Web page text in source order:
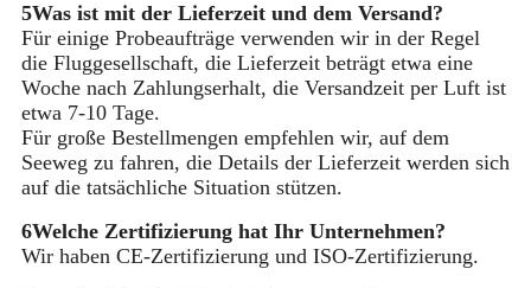
5Was ist mit der Lieferzeit und dem Versand?
Für einige Probeaufträge verwenden wir in der Regel
die Fluggesellschaft, die Lieferzeit beträgt etwa eine
Woche nach Zahlungserhalt, die Versandzeit per Luft ist
etwa 7-10 Tage.
Für große Bestellmengen empfehlen wir, auf dem
Seeweg zu fahren, die Details der Lieferzeit werden sich
auf die tatsächliche Situation stützen.
6Welche Zertifizierung hat Ihr Unternehmen?
Wir haben CE-Zertifizierung und ISO-Zertifizierung.